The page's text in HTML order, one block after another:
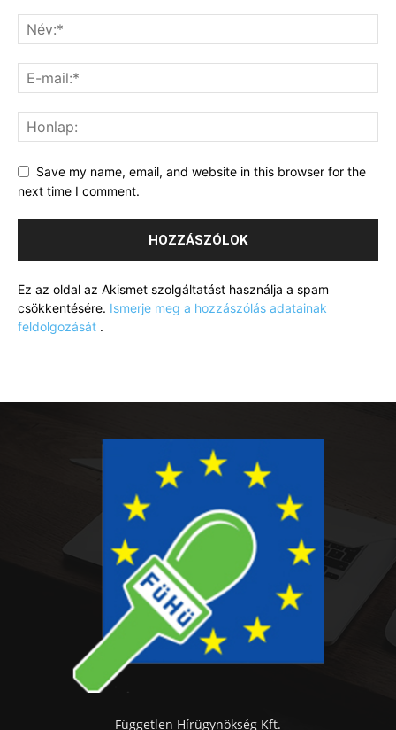
Save my name, email, and website in this browser for the
next time I comment.
Ez az oldal az Akismet szolgáltatást használja a spam
csökkentésére. Ismerje meg a hozzászólás adatainak
feldolgozását .
Független Hírügynökség Kft.